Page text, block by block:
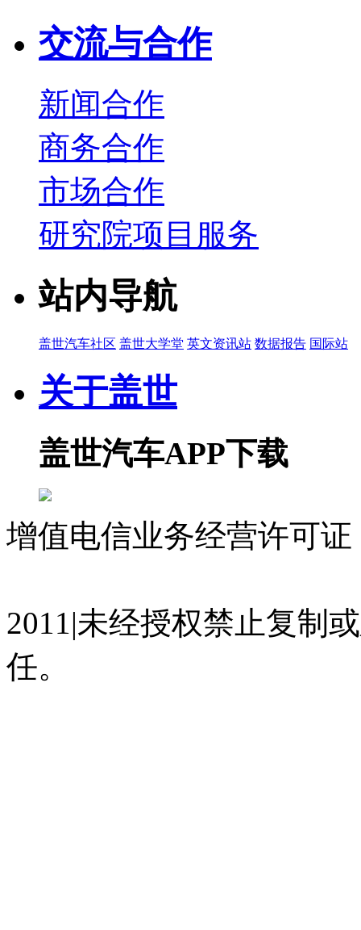
交流与合作
新闻合作
商务合作
市场合作
研究院项目服务
站内导航
盖世汽车社区 盖世大学堂 英文资讯站 数据报告 国际站
关于盖世
盖世汽车APP下载
增值电信业务经营许可
2011|未经授权禁止复制
任。